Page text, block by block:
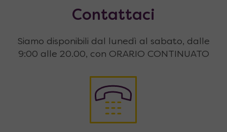
Contattaci
Siamo disponibili dal lunedì al sabato, dalle
9:00 alle 20.00, con ORARIO CONTINUATO